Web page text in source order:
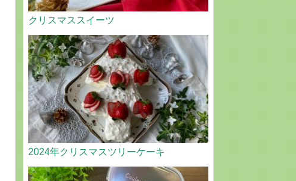
クリスマススイーツ
2024年クリスマスツリーケーキ